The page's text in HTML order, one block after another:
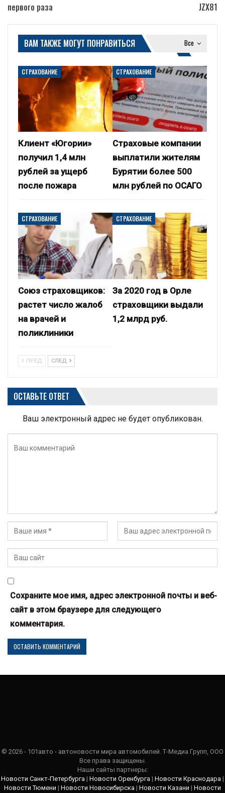
первого раза
JZX81
Все
ВАМ ТАКЖЕ МОГУТ ПОНРАВИТЬСЯ
СТРАХОВАНИЕ
Клиент «Югории»
получил 1,4 млн
рублей за ущерб
после пожара
СТРАХОВАНИЕ
Страховые компании
выплатили жителям
Бурятии более 500
млн рублей по ОСАГО
СТРАХОВАНИЕ
Союз страховщиков:
растет число жалоб
на врачей и
поликлиники
СТРАХОВАНИЕ
За 2020 год в Орле
страховщики выдали
1,2 млрд руб.
ПРЕД СЛЕД
ОСТАВЬТЕ ОТВЕТ
Ваш электронный адрес не будет опубликован.
Сохраните мое имя, адрес электронной почты и веб-
сайт в этом браузере для следующего
комментария.
© 2026 - 101авто - автоновости мира автомобилей. Т-Медиа Групп, ООО
Все права защищены.
Наши сайты партнеры:
Новости Санкт-Петербурга | Новости Оренбурга | Новости Краснодара |
Новости Тюмени | Новости Новосибирска | Новости Казани | Новости